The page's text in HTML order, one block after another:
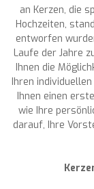
an Kerzen, die
Hochzeiten,
entworfen
Laufe der Jahre
Ihnen die
Ihren
Ihnen einen
wie Ihre
darauf, Ihre